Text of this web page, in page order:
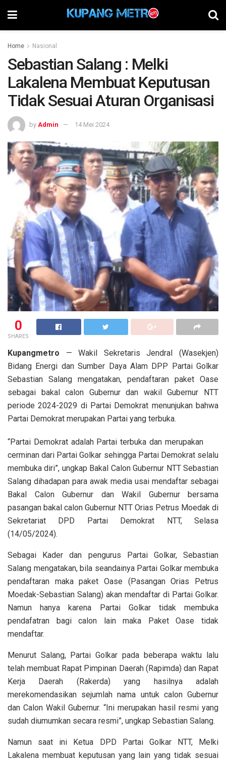
Home Nasional
Sebastian Salang : Melki
Lakalena Membuat Keputusan
Tidak Sesuai Aturan Organisasi
by Admin 14 Mei 2024
0
SHARES
Kupangmetro — Wakil Sekretaris Jendral (Wasekjen)
Bidang Energi dan Sumber Daya Alam DPP Partai Golkar
Sebastian Salang mengatakan, pendaftaran paket Oase
sebagai bakal calon Gubernur dan wakil Gubernur NTT
periode 2024-2029 di Partai Demokrat menunjukan bahwa
Partai Demokrat merupakan Partai yang terbuka.
“Partai Demokrat adalah Partai terbuka dan merupakan
cerminan dari Partai Golkar sehingga Partai Demokrat selalu
membuka diri”, ungkap Bakal Calon Gubernur NTT Sebastian
Salang dihadapan para awak media usai mendaftar sebagai
Bakal Calon Gubernur dan Wakil Gubernur bersama
pasangan bakal calon Gubernur NTT Orias Petrus Moedak di
Sekretariat DPD Partai Demokrat NTT, Selasa
(14/05/2024).
Sebagai Kader dan pengurus Partai Golkar, Sebastian
Salang mengatakan, bila seandainya Partai Golkar membuka
pendaftaran maka paket Oase (Pasangan Orias Petrus
Moedak-Sebastian Salang) akan mendaftar di Partai Golkar.
Namun hanya karena Partai Golkar tidak membuka
pendafatran bagi calon lain maka Paket Oase tidak
mendaftar.
Menurut Salang, Partai Golkar pada beberapa waktu lalu
telah membuat Rapat Pimpinan Daerah (Rapimda) dan Rapat
Kerja Daerah (Rakerda) yang hasilnya adalah
merekomendasikan sejumlah nama untuk calon Gubernur
dan Calon Wakil Gubernur. “Ini merupakan hasil resmi yang
sudah diumumkan secara resmi”, ungkap Sebastian Salang.
Namun saat ini Ketua DPD Partai Golkar NTT, Melki
Lakalena membuat keputusan yang lain yang tidak sesuai